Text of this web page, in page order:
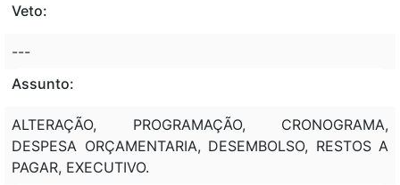
Veto:
---
Assunto:
ALTERAÇÃO, PROGRAMAÇÃO, CRONOGRAMA,
DESPESA ORÇAMENTARIA, DESEMBOLSO, RESTOS A
PAGAR, EXECUTIVO.